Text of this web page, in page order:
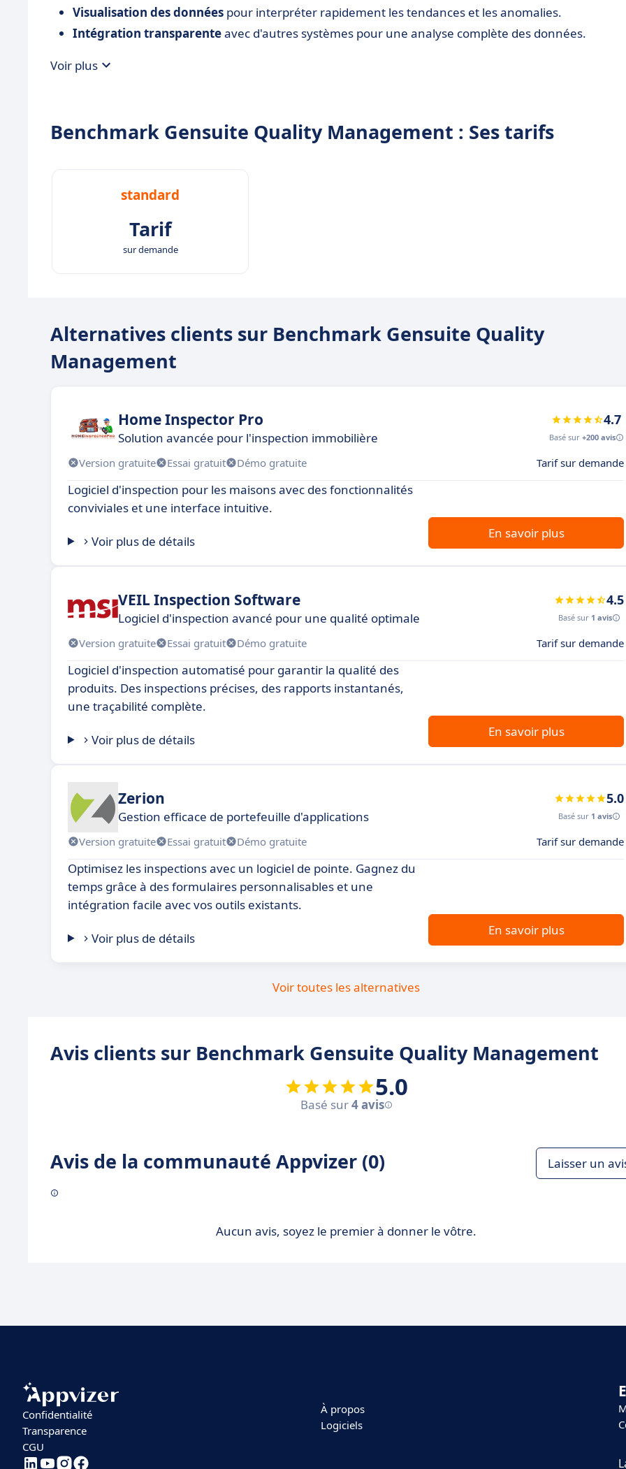
Visualisation des données pour interpréter rapidement les tendances et les anomalies.
Intégration transparenteavec d'autres systèmes pour une analyse complète des données.
Voir plus
Benchmark Gensuite Quality Management : Ses tarifs
standard
Tarif
sur demande
Alternatives clients sur Benchmark Gensuite Quality
Management
Home Inspector Pro
Solution avancée pour l'inspection immobilière
4.7
Basé sur +200 avis
Version gratuite Essai gratuit Démo gratuite Tarif sur demande
Logiciel d'inspection pour les maisons avec des fonctionnalités
conviviales et une interface intuitive.
Voir plus de détails
En savoir plus
VEIL Inspection Software
Logiciel d'inspection avancé pour une qualité optimale
4.5
Basé sur 1 avis
Version gratuite Essai gratuit Démo gratuite Tarif sur demande
Logiciel d'inspection automatisé pour garantir la qualité des
produits. Des inspections précises, des rapports instantanés,
une traçabilité complète.
Voir plus de détails
En savoir plus
Zerion
Gestion efficace de portefeuille d'applications
5.0
Basé sur 1 avis
Version gratuite Essai gratuit Démo gratuite Tarif sur demande
Optimisez les inspections avec un logiciel de pointe. Gagnez du
temps grâce à des formulaires personnalisables et une
intégration facile avec vos outils existants.
Voir plus de détails
En savoir plus
Voir toutes les alternatives
Avis clients sur Benchmark Gensuite Quality Management
5.0
Basé sur4 avis
Avis de la communauté Appvizer (0) Laisser un
Aucun avis, soyez le premier à donner le vôtre.
Confidentialité
Transparence
CGU
À propos
Logiciels